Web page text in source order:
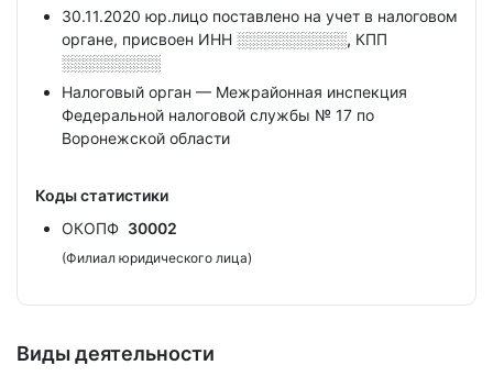
30.11.2020 юр.лицо поставлено на учет в налоговом
органе, присвоен ИНН ░░░░░░░░░░, КПП
░░░░░░░░░
Налоговый орган — Межрайонная инспекция
Федеральной налоговой службы № 17 по
Воронежской области
Коды статистики
ОКОПФ 30002
(Филиал юридического лица)
Виды деятельности